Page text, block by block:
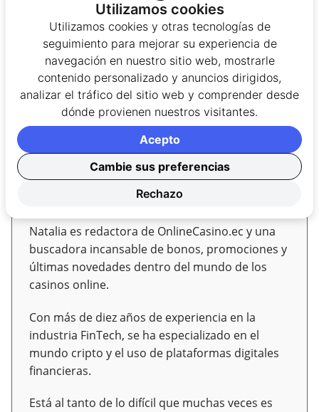
casas de apuestas
Ecuador gana y tú también: Tragamonedas
con dinero fácil
Gobierno ecuatoriano busca detener sitios de
apuestas no registrados
Autor/a
Experta en criptocasinos y pagos
Natalia es redactora de OnlineCasino.ec y una
buscadora incansable de bonos, promociones y
últimas novedades dentro del mundo de los
casinos online.
Con más de diez años de experiencia en la
industria FinTech, se ha especializado en el
mundo cripto y el uso de plataformas digitales
financieras.
Está al tanto de lo difícil que muchas veces es
Utilizamos cookies
Utilizamos cookies y otras tecnologías de
seguimiento para mejorar su experiencia de
navegación en nuestro sitio web, mostrarle
contenido personalizado y anuncios dirigidos,
analizar el tráfico del sitio web y comprender desde
dónde provienen nuestros visitantes.
Cambie sus preferencias
Rechazo
Acepto